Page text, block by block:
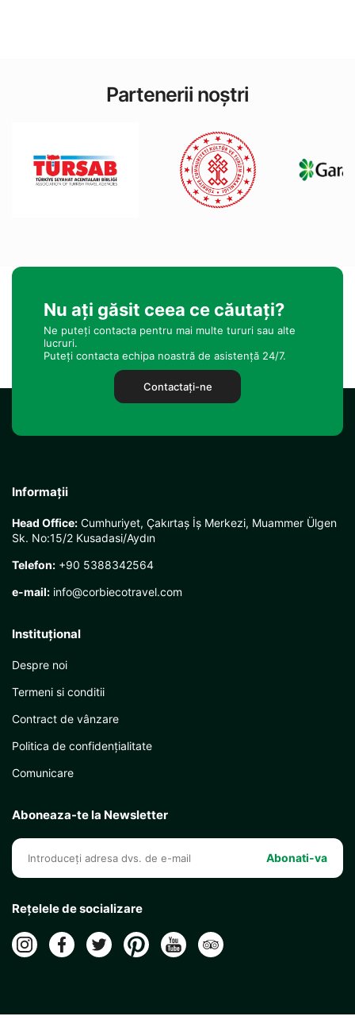
Partenerii noștri
Nu ați găsit ceea ce căutați?
Ne puteți contacta pentru mai multe tururi sau alte
lucruri.
Puteți contacta echipa noastră de asistență 24/7.
Contactaţi-ne
Informații
Head Office: Cumhuriyet, Çakırtaş İş Merkezi, Muammer Ülgen
Sk. No:15/2 Kusadasi/Aydın
Telefon: +90 5388342564
e-mail: info@corbiecotravel.com
Instituţional
Despre noi
Termeni si conditii
Contract de vânzare
Politica de confidențialitate
Comunicare
Aboneaza-te la Newsletter
Abonati-va
Rețelele de socializare